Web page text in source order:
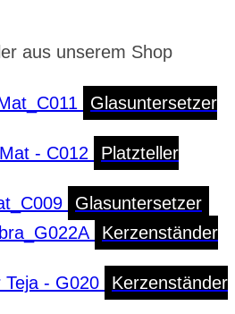
aus unserem Shop
Glasuntersetzer
Platzteller
Glasuntersetzer
Kerzenständer
Kerzenständer